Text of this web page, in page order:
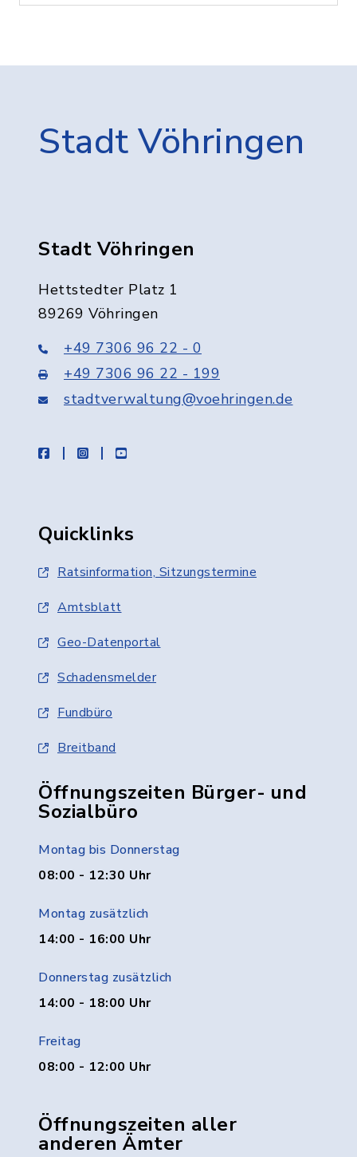
Stadt Vöhringen
Stadt Vöhringen
Hettstedter Platz 1
89269 Vöhringen
+49 7306 96 22 - 0
+49 7306 96 22 - 199
stadtverwaltung@voehringen.de
facebookinstagramyoutube
Quicklinks
Ratsinformation, Sitzungstermine
Amtsblatt
Geo-Datenportal
Schadensmelder
Fundbüro
Breitband
Öffnungszeiten Bürger- und
Sozialbüro
Montag bis Donnerstag
08:00 - 12:30 Uhr
Montag zusätzlich
14:00 - 16:00 Uhr
Donnerstag zusätzlich
14:00 - 18:00 Uhr
Freitag
08:00 - 12:00 Uhr
Öffnungszeiten aller
anderen Ämter